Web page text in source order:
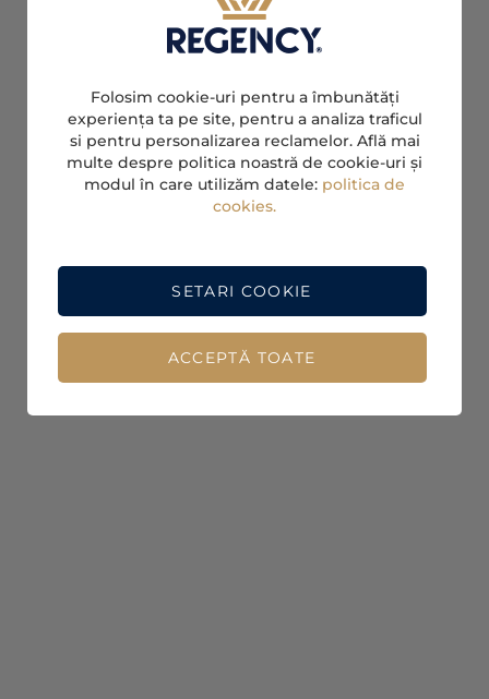
Folosim cookie-uri pentru a îmbunătăți
experiența ta pe site, pentru a analiza traficul
si pentru personalizarea reclamelor. Află mai
multe despre politica noastră de cookie-uri și
modul în care utilizăm datele: politica de
cookies.
ACCEPTĂ TOATE
SETARI COOKIE